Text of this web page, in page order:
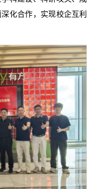
化合作，实现校企互利